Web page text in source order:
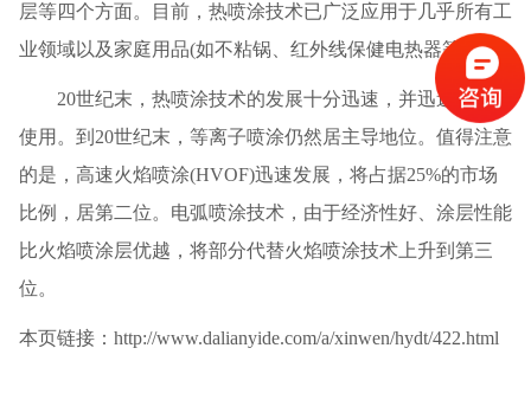
层等四个方面。目前，热喷涂技术已广泛应用于几乎所有工
业领域以及家庭用品(如不粘锅、红外线保健电热器等)。
20世纪末，热喷涂技术的发展十分迅速，并迅速被推广
使用。到20世纪末，等离子喷涂仍然居主导地位。值得注意
的是，高速火焰喷涂(HVOF)迅速发展，将占据25%的市场
比例，居第二位。电弧喷涂技术，由于经济性好、涂层性能
比火焰喷涂层优越，将部分代替火焰喷涂技术上升到第三
位。
本页链接：http://www.dalianyide.com/a/xinwen/hydt/422.html